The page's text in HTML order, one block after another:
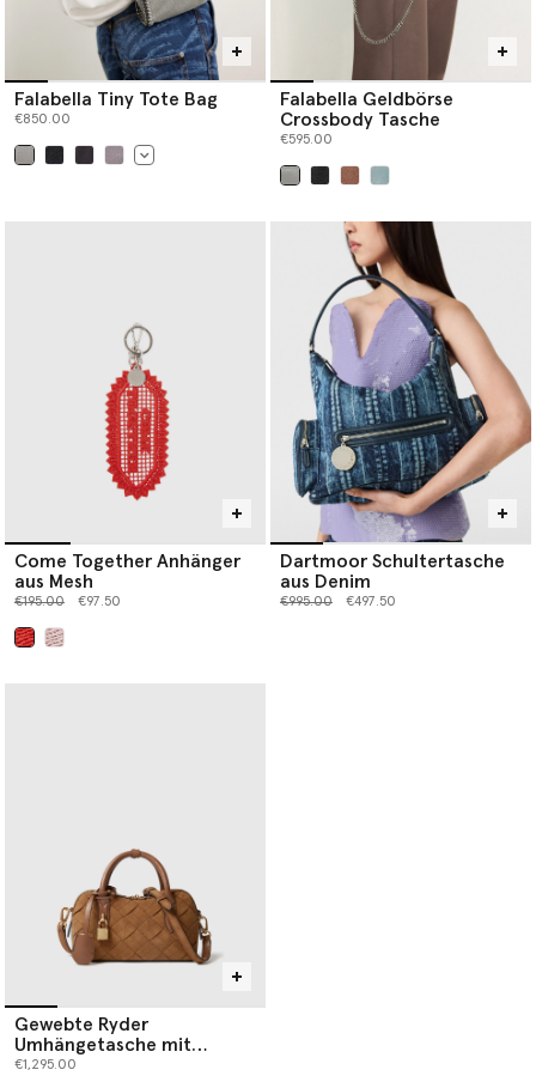
Falabella Tiny Tote Bag
€850.00
Falabella Geldbörse
Crossbody Tasche
€595.00
Come Together Anhänger
aus Mesh
Preis reduziert von
€195.00bis€97.50
Dartmoor Schultertasche
aus Denim
Preis reduziert von
€995.00bis€497.50
Gewebte Ryder
Umhängetasche mit
Wildleder-Effekt
€1,295.00